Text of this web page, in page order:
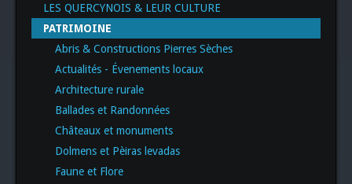
LES QUERCYNOIS & LEUR CULTURE
PATRIMOINE
Abris & Constructions Pierres Sèches
Actualités - Évenements locaux
Architecture rurale
Ballades et Randonnées
Châteaux et monuments
Dolmens et Pèiras levadas
Faune et Flore